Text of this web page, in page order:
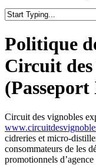
Search
Politique
Circuit
Circuit des vignobles
cidreries et micro-
consommateurs de les
promotionnels